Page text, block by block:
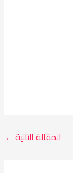
المقالة التالية ←